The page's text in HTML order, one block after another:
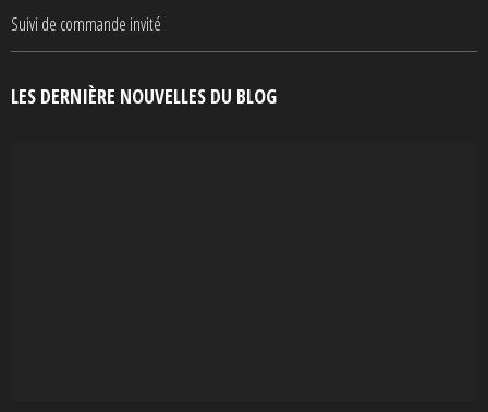
Suivi de commande invité
LES DERNIÈRE NOUVELLES DU BLOG